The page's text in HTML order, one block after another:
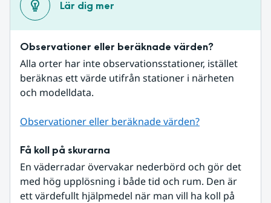
Lär dig mer
Observationer eller beräknade värden?
Alla orter har inte observationsstationer, istället
beräknas ett värde utifrån stationer i närheten
och modelldata.
Observationer eller beräknade värden?
Få koll på skurarna
En väderradar övervakar nederbörd och gör det
med hög upplösning i både tid och rum. Den är
ett värdefullt hjälpmedel när man vill ha koll på